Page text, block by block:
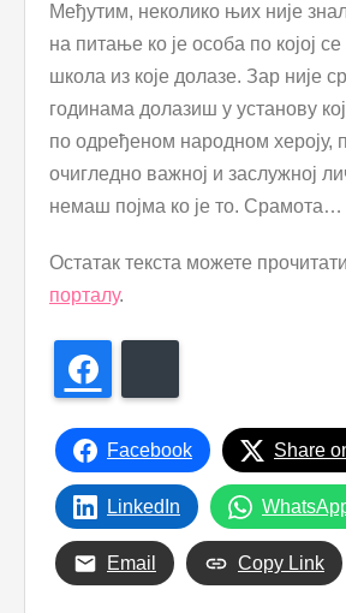
Међутим, неколико њих није
на питање ко је особа по којој
школа из које долазе. Зар није
годинама долазиш у установу
по одређеном народном хероју,
очигледно важној и заслужној
немаш појма ко је то. Срамота…
Остатак текста можете
порталу.
Facebook Share
LinkedIn
Email Copy Link